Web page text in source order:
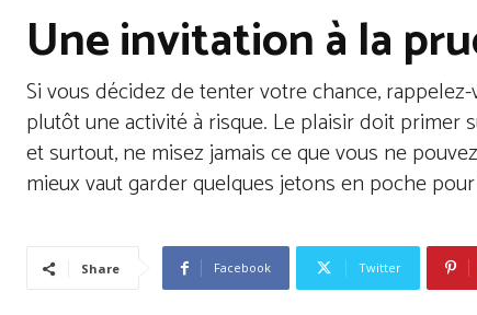
Une invitation à la
Si vous décidez de tenter votre chance,
plutôt une activité à risque. Le plaisir doit primer
et surtout, ne misez jamais ce que vous ne
mieux vaut garder quelques jetons en poche
Share Facebook Twitter